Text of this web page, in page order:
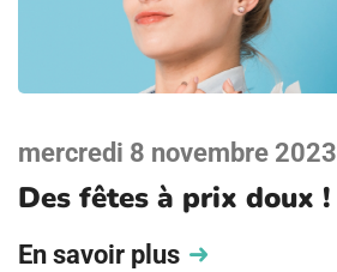
mercredi 8 novembre 2023
Des fêtes à prix doux !
En savoir plus